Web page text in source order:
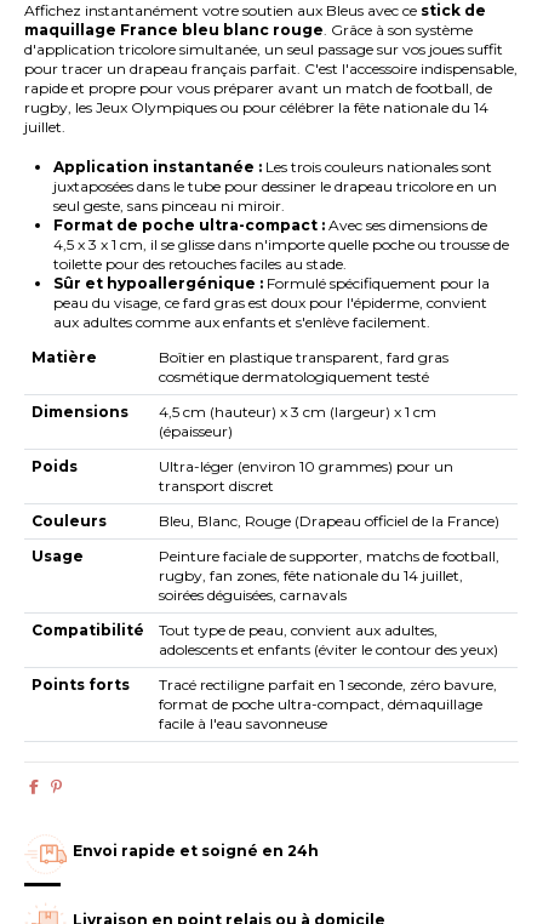
Affichez instantanément votre soutien aux Bleus avec ce stick de
maquillage France bleu blanc rouge. Grâce à son système
d'application tricolore simultanée, un seul passage sur vos joues suffit
pour tracer un drapeau français parfait. C'est l'accessoire indispensable,
rapide et propre pour vous préparer avant un match de football, de
rugby, les Jeux Olympiques ou pour célébrer la fête nationale du 14
juillet.
Application instantanée : Les trois couleurs nationales sont
juxtaposées dans le tube pour dessiner le drapeau tricolore en un
seul geste, sans pinceau ni miroir.
Format de poche ultra-compact : Avec ses dimensions de
4,5 x 3 x 1 cm, il se glisse dans n'importe quelle poche ou trousse de
toilette pour des retouches faciles au stade.
Sûr et hypoallergénique : Formulé spécifiquement pour la
peau du visage, ce fard gras est doux pour l'épiderme, convient
aux adultes comme aux enfants et s'enlève facilement.
Matière
Boîtier en plastique transparent, fard gras
cosmétique dermatologiquement testé
Dimensions
4,5 cm (hauteur) x 3 cm (largeur) x 1 cm
(épaisseur)
Poids
Ultra-léger (environ 10 grammes) pour un
transport discret
Couleurs
Bleu, Blanc, Rouge (Drapeau officiel de la France)
Usage
Peinture faciale de supporter, matchs de football,
rugby, fan zones, fête nationale du 14 juillet,
soirées déguisées, carnavals
Compatibilité
Tout type de peau, convient aux adultes,
adolescents et enfants (éviter le contour des yeux)
Points forts
Tracé rectiligne parfait en 1 seconde, zéro bavure,
format de poche ultra-compact, démaquillage
facile à l'eau savonneuse
Envoi rapide et soigné en 24h
Livraison en point relais ou à domicile